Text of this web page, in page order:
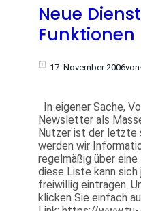
Neue
Funktionen
17. November 2006von
In eigener Sache,
Newsletter als
Nutzer ist der letzte
werden wir
regelmäßig über
diese Liste kann sich
freiwillig eintragen.
klicken Sie einfach